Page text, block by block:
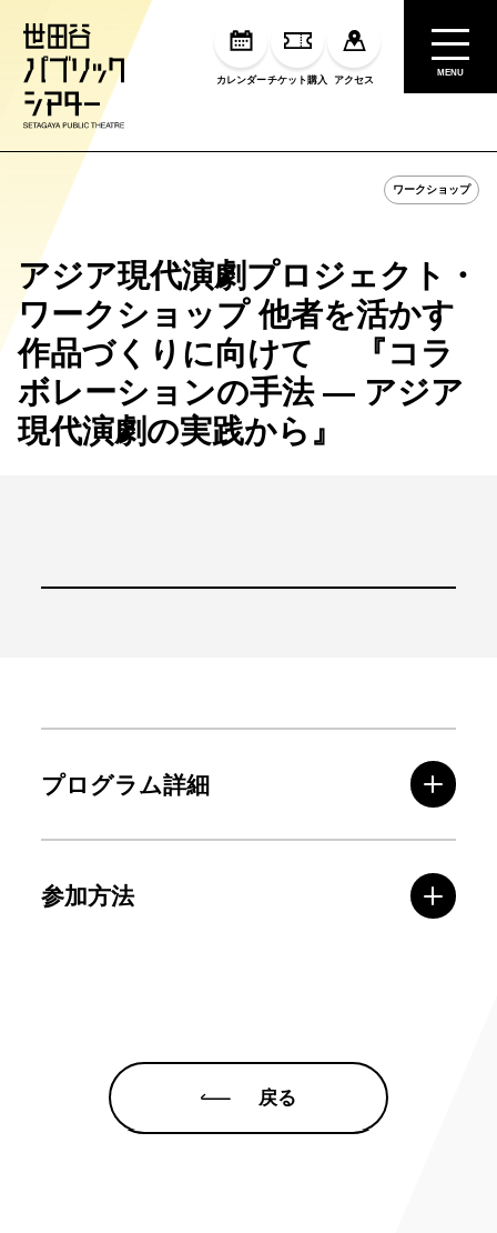
カレンダーチケット購入 アクセス
MENU
ワークショップ
アジア現代演劇プロジェクト・
ワークショップ 他者を活かす
作品づくりに向けて 『コラ
ボレーションの手法 ― アジア
現代演劇の実践から』
プログラム詳細
参加方法
戻る